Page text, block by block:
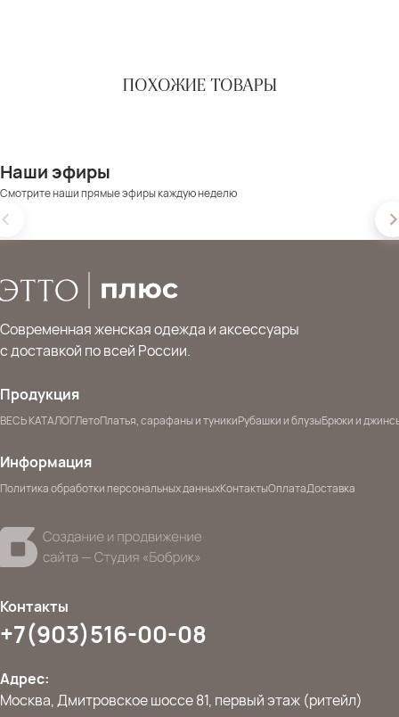
ПОХОЖИЕ ТОВАРЫ
Наши эфиры
Смотрите наши прямые эфиры каждую неделю
Современная женская одежда и аксессуары
с доставкой по всей России.
Продукция
ВЕСЬ КАТАЛОГЛетоПлатья, сарафаны и туникиРубашки и блузыБрюки и
Информация
Политика обработки персональных данныхКонтактыОплатаДоставка
Контакты
+7(903)516-00-08
Адрес:
Москва, Дмитровское шоссе 81, первый этаж (ритейл)